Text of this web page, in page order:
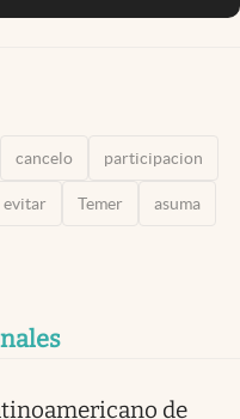
cancelo participacion
evitar Temer asuma
de